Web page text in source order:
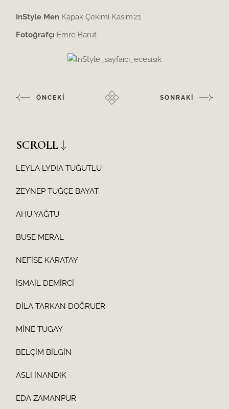
InStyle Men Kapak Çekimi Kasım’21
Fotoğrafçı Emre Barut
ÖNCEKİ SONRAKİ
SCROLL
LEYLA LYDIA TUĞUTLU
ZEYNEP TUĞÇE BAYAT
AHU YAĞTU
BUSE MERAL
NEFİSE KARATAY
İSMAİL DEMİRCİ
DİLA TARKAN DOĞRUER
MİNE TUGAY
BELÇİM BİLGİN
ASLI İNANDIK
EDA ZAMANPUR